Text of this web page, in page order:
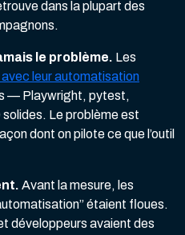
dans la plupart des
le problème. Les
leur automatisation
— Playwright, pytest,
Le problème est
dont on pilote ce que l’outil
Avant la mesure, les
étaient floues.
développeurs avaient des